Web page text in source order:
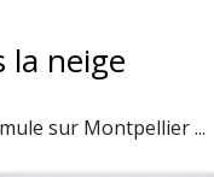
la neige
sur Montpellier ...